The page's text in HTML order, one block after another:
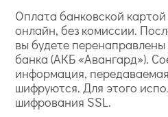
Оплата банковской
онлайн, без комиссии.
вы будете
банка (АКБ «Авангард»).
информация,
шифруются. Для этого
шифрования SSL.